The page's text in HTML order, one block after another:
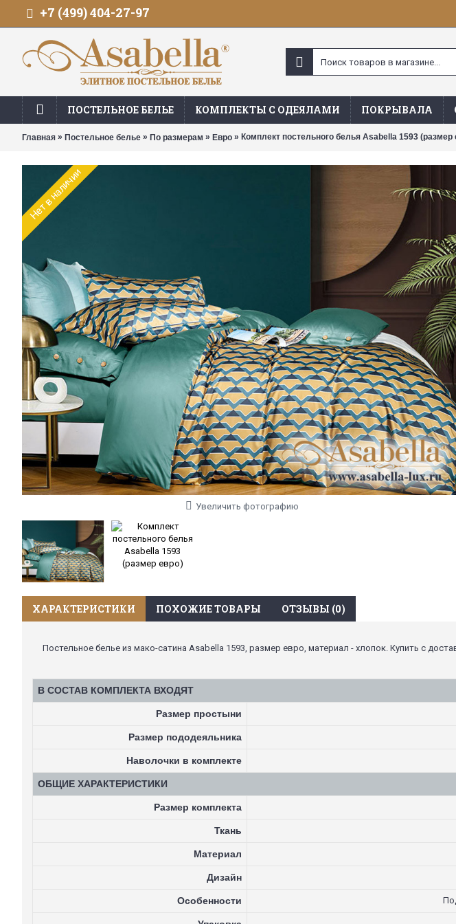
+7 (499) 404-27-97
ПОСТЕЛЬНОЕ БЕЛЬЕ КОМПЛЕКТЫ С ОДЕЯЛАМИ ПОКРЫВАЛА
Главная » Постельное белье » По размерам » Евро » Комплект постельного белья Asabella 1593 (размер
Нет в наличии
Увеличить фотографию
ХАРАКТЕРИСТИКИ ПОХОЖИЕ ТОВАРЫ ОТЗЫВЫ (0)
Постельное белье из мако-сатина Asabella 1593, размер евро, материал - хлопок. Купить с
В СОСТАВ КОМПЛЕКТА ВХОДЯТ
Размер простыни
Размер пододеяльника
Наволочки в комплекте
ОБЩИЕ ХАРАКТЕРИСТИКИ
Размер комплекта
Ткань
Материал
Дизайн
Особенности